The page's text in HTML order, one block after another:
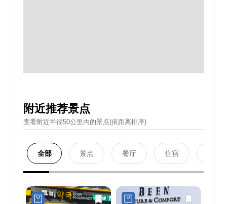
附近推荐景点
查看附近半径50公里內的景点(依距离排序)
全部 景点 餐厅 住宿